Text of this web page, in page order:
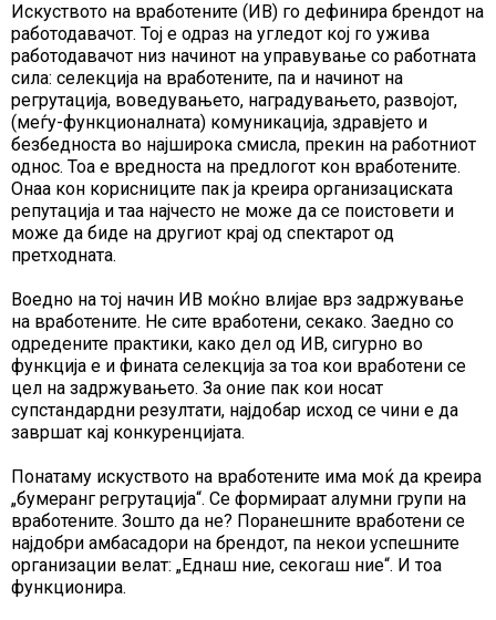
Искуството на вработените (ИВ) го дефинира брендот на
работодавачот. Тој е одраз на угледот кој го ужива
работодавачот низ начинот на управување со работната
сила: селекција на вработените, па и начинот на
регрутација, воведувањето, наградувањето, развојот,
(меѓу-функционалната) комуникација, здравјето и
безбедноста во најширока смисла, прекин на работниот
однос. Тоа е вредноста на предлогот кон вработените.
Онаа кон корисниците пак ја креира организациската
репутација и таа најчесто не може да се поистовети и
може да биде на другиот крај од спектарот од
претходната.
Воедно на тој начин ИВ моќно влијае врз задржување
на вработените. Не сите вработени, секако. Заедно со
одредените практики, како дел од ИВ, сигурно во
функција е и фината селекција за тоа кои вработени се
цел на задржувањето. За оние пак кои носат
супстандардни резултати, најдобар исход се чини е да
завршат кај конкуренцијата.
Понатаму искуството на вработените има моќ да креира
„бумеранг регрутација“. Се формираат алумни групи на
вработените. Зошто да не? Поранешните вработени се
најдобри амбасадори на брендот, па некои успешните
организации велат: „Еднаш ние, секогаш ние“. И тоа
функционира.